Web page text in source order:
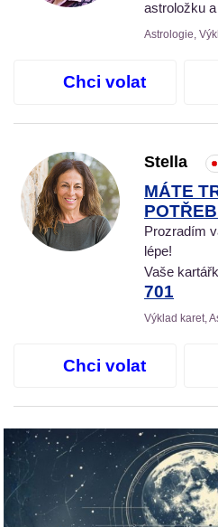
astroložku
Astrologie,
Chci volat
Stella
MÁTE
Prozradím
lépe!
Vaše
701
Výklad karet,
Chci volat